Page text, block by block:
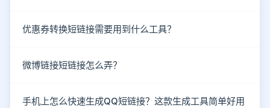
优惠券转换短链接需要用到什么工具？
微博链接短链接怎么弄？
手机上怎么快速生成QQ短链接？这款生成工具简单好用